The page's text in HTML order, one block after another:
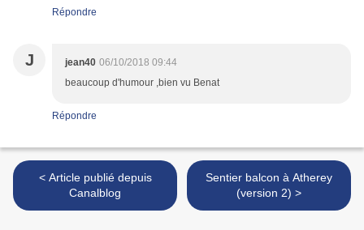
Répondre
J jean40 06/10/2018 09:44
beaucoup d'humour ,bien vu Benat
Répondre
< Article publié depuis
Canalblog
Sentier balcon à Atherey
(version 2) >